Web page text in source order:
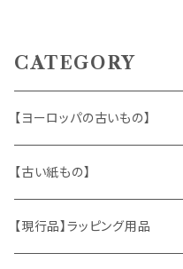
CATEGORY
【ヨーロッパの古いもの】
ヴィンテージアクセサリー
おもちゃ、ぬいぐるみ
【古い紙もの】
切手、FDC
【現行品】ラッピング用品